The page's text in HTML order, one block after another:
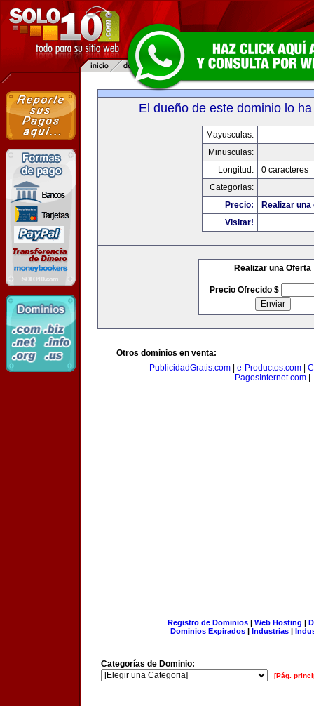
El dueño de este dominio lo
Mayusculas:
Minusculas:
Longitud:
0 caracteres
Categorias:
Precio:
Realizar
Visitar!
Realizar una Oferta
Precio Ofrecido $
Otros dominios en venta:
PublicidadGratis.com
e-Productos.com
PagosInternet.com
Registro de Dominios| Web Hosting |
Dominios Expirados | Industrias |
Categorías de Dominio:
[Pág.